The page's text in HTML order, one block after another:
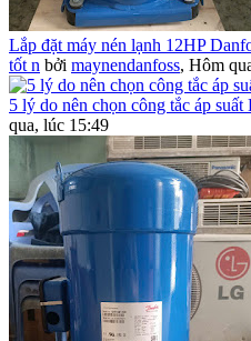
Lắp đặt máy nén lạnh 12HP
tốt n bởi maynendanfoss, Hôm
5 lý do nên chọn công tắc áp suất
qua, lúc 15:49